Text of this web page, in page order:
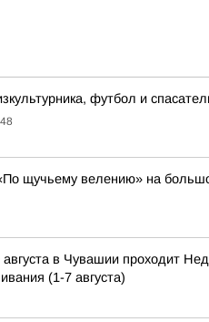
футбол и
щучьему велению» на
в Чувашии проходит
(1-7 августа)